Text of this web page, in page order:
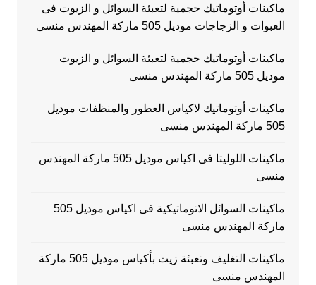
ماكينات أوتوماتيك حجمية لتعبئة السوائل و الزيوت فى
العبوات و الزجاجات موديل 505 ماركة المهندس منسى
ماكينات أوتوماتيك حجمية لتعبئة السوائل و الزيوت
موديل 505 ماركة المهندس منسى
ماكينات أوتوماتيك لاكياس العطور والمنظفات موديل
505 ماركة المهندس منسى
ماكينات اللوليتا فى اكياس موديل 505 ماركة المهندس
منسى
ماكينات السوائل الاتوماتيكية فى اكياس موديل 505
ماركة المهندس منسى
ماكينات التغليف وتعبئة زيت بأكياس موديل 505 ماركة
المهندس منسى